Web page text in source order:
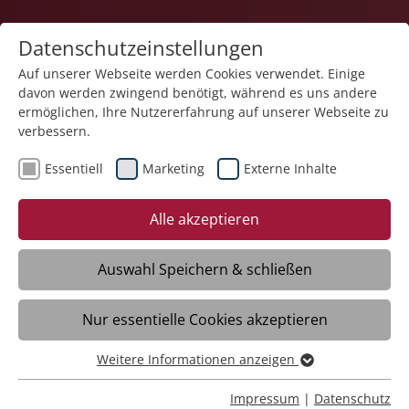
Bildung
Casemanagement/Bildungsbegleitung
Ravensburg
Datenschutzeinstellungen
Auf unserer Webseite werden Cookies verwendet. Einige
davon werden zwingend benötigt, während es uns andere
ermöglichen, Ihre Nutzererfahrung auf unserer Webseite zu
verbessern.
Essentiell Marketing Externe Inhalte
Alle akzeptieren
Auswahl Speichern & schließen
Nur essentielle Cookies akzeptieren
Essentiell
Essentielle Cookies werden für grundlegende Funktionen
Weitere Informationen anzeigen
Impressum | Datenschutz